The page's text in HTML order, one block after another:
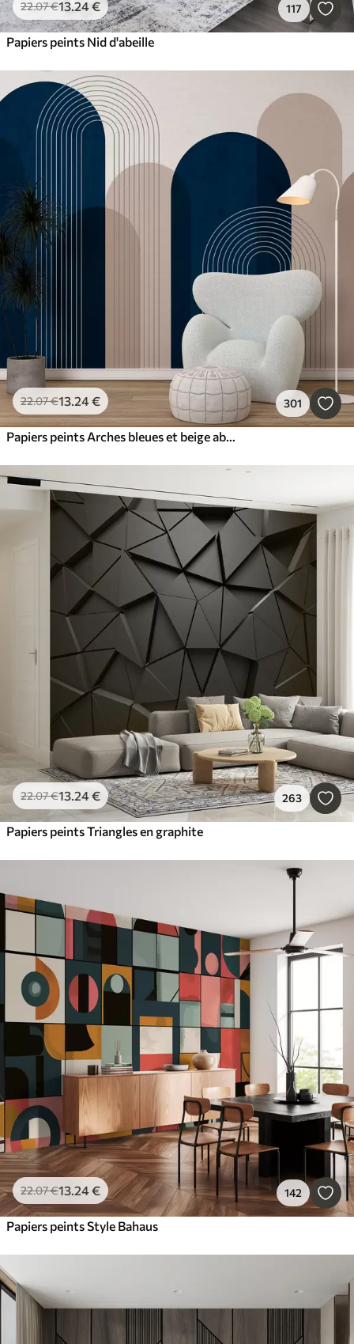
22.07€13.24€ 117
Papiers peints Nid d'abeille
22.07€13.24€ 301
Papiers peints Arches bleues et beige abstraites
22.07€13.24€ 263
Papiers peints Triangles en graphite
22.07€13.24€ 142
Papiers peints Style Bahaus